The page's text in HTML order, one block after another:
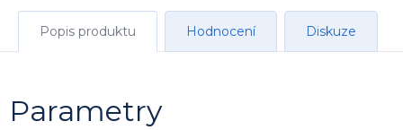
Popis produktu Hodnocení Diskuze
Parametry